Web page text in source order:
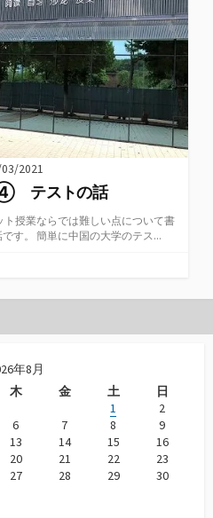
2021
④ テストの話
ト授業ならでは難しい点について書
す。 簡単に中国の大学のテス...
年8月
木 金 土
日
1
2
6 7 8
9
13 14 15
16
20 21 22
23
27 28 29
30